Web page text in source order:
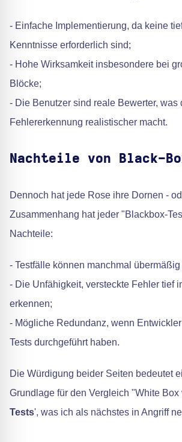
- Einfache Implementierung, da keine
Kenntnisse erforderlich sind;
- Hohe Wirksamkeit insbesondere bei
Blöcke;
- Die Benutzer sind reale Bewerter, was
Fehlererkennung realistischer macht.
Nachteile von Black-
Dennoch hat jede Rose ihre Dornen -
Zusammenhang hat jeder "Blackbox-
Nachteile:
- Testfälle können manchmal
- Die Unfähigkeit, versteckte Fehler tief
erkennen;
- Mögliche Redundanz, wenn
Tests durchgeführt haben.
Die Würdigung beider Seiten bedeutet
Grundlage für den Vergleich "White Box
Tests', was ich als nächstes in Angriff